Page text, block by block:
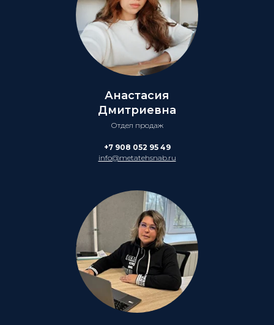
Анастасия
Дмитриевна
Отдел продаж
+7 908 052 95 49
info@metatehsnab.ru